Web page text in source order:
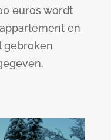
euros wordt
en
gebroken